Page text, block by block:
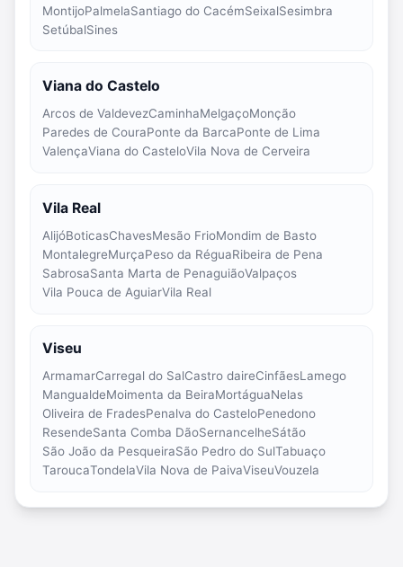
MontijoPalmelaSantiago do CacémSeixalSesimbra
SetúbalSines
Viana do Castelo
Arcos de ValdevezCaminhaMelgaçoMonção
Paredes de CouraPonte da BarcaPonte de Lima
ValençaViana do CasteloVila Nova de Cerveira
Vila Real
AlijóBoticasChavesMesão FrioMondim de Basto
MontalegreMurçaPeso da RéguaRibeira de Pena
SabrosaSanta Marta de PenaguiãoValpaços
Vila Pouca de AguiarVila Real
Viseu
ArmamarCarregal do SalCastro daireCinfãesLamego
MangualdeMoimenta da BeiraMortáguaNelas
Oliveira de FradesPenalva do CasteloPenedono
ResendeSanta Comba DãoSernancelheSátão
São João da PesqueiraSão Pedro do SulTabuaço
TaroucaTondelaVila Nova de PaivaViseuVouzela